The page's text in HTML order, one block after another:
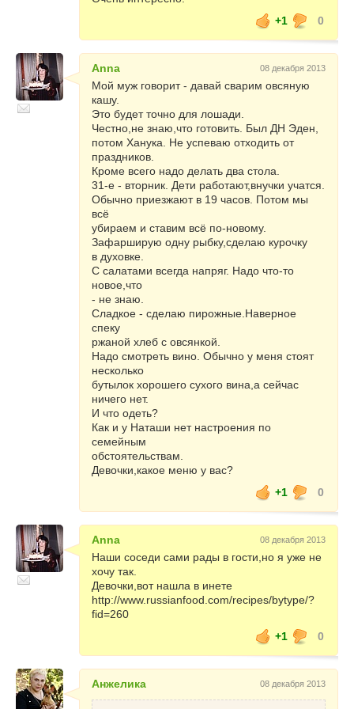
Лучше, если новогодний наряд будет
необычным, фантазийным.
Лошадь 2014-го года принадлежит к стихии
дерева. В китайской традиции этой стихии
соответствует зеленый цвет или
зеленоватые оттенки. Наиболее
желательны зеленый или белый цвет
одежды.
При выборе одежды также могут быть
предметы гардероба голубого, серого,
синего и фиолетового цветов – они тоже
придутся по душе Властительнице
наступающего 2014-го года.
Желательно избегать цвета, которые
лошадям не свойственны – сиреневый,
красный, розовый, желтый, оранжевый и т.д.
Для встречи года Лошади отлично подойдут
воздушные белые наряды. Но выбранная
одежда не должна обтягивать свою хозяйку,
она должна быть легкой, летящей, словно
сама Лошадь – веселой, игривой,
независимой и свободной. Золотистые и
кремовые оттенки также уместны, в
особенности, если к таким нарядам будут
подобраны аксессуары из коричневой
замши или кожи. Отлично будут смотреться
и всяческие ремни, жилетки, пояса – все,
что будет напоминать сбрую. Если вы
или амазонки. Такие наряды идеально
В наступающем году лучше использовать
выразительные, но утонченные детали –
туфли, кулоны, подвески, декоративные
заколки. Лошади придутся по вкусу
изысканные жемчужные ожерелья, кольца с
Стильным дополнением новогоднего
наряда станут деревянные кулоны или
бусы.
+1
0
Anna 08 декабря 2013
Мой муж говорит - давай сварим овсяную
кашу.
Это будет точно для лошади.
Честно,не знаю,что готовить. Был ДН Эден,
потом Ханука. Не успеваю отходить от
праздников.
Кроме всего надо делать два стола.
31-е - вторник. Дети работают,внучки учатся.
Обычно приезжают в 19 часов. Потом мы
всё
убираем и ставим всё по-новому.
Зафарширую одну рыбку,сделаю курочку
в духовке.
С салатами всегда напряг. Надо что-то
новое,что
- не знаю.
Сладкое - сделаю пирожные.Наверное
спеку
ржаной хлеб с овсянкой.
Надо смотреть вино. Обычно у меня стоят
несколько
бутылок хорошего сухого вина,а сейчас
ничего нет.
И что одеть?
Как и у Наташи нет настроения по
семейным
обстоятельствам.
Девочки,какое меню у вас?
+1
0
Anna 08 декабря 2013
Наши соседи сами рады в гости,но я уже не
хочу так.
Девочки,вот нашла в инете
http://www.russianfood.com/recipes/bytype/?
fid=260
+1
0
Анжелика 08 декабря 2013